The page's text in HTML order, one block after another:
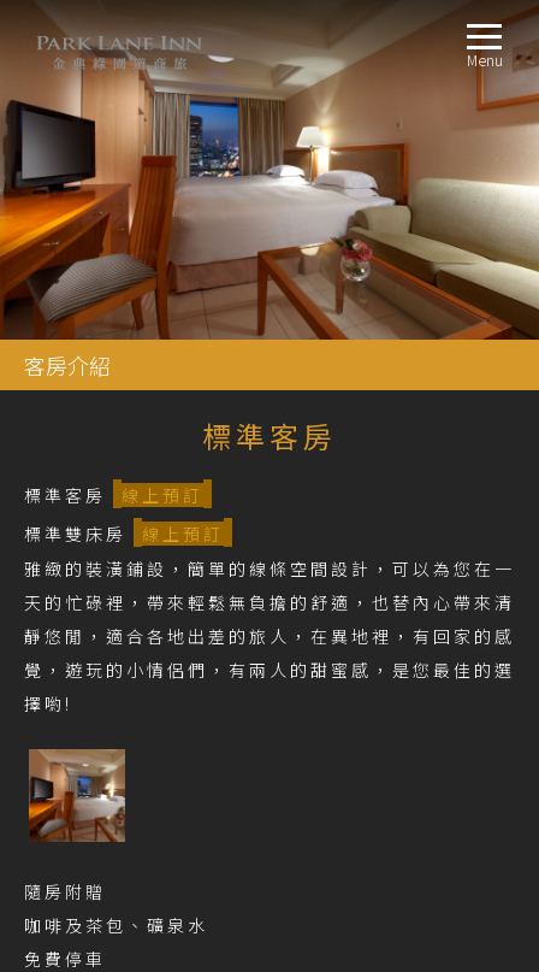
Menu
客房介紹
標準客房
標準客房
線上預訂
標準雙床房
線上預訂
雅緻的裝潢鋪設，簡單的線條空間設計，可以為您在一
天的忙碌裡，帶來輕鬆無負擔的舒適，也替內心帶來清
靜悠閒，適合各地出差的旅人，在異地裡，有回家的感
覺，遊玩的小情侶們，有兩人的甜蜜感，是您最佳的選
擇喲!
隨房附贈
咖啡及茶包、礦泉水
免費停車